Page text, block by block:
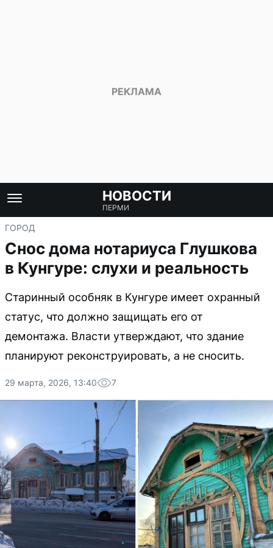
НОВОСТИ
ПЕРМИ
ГОРОД
Снос дома нотариуса Глушкова
в Кунгуре: слухи и реальность
Старинный особняк в Кунгуре имеет охранный
статус, что должно защищать его от
демонтажа. Власти утверждают, что здание
планируют реконструировать, а не сносить.
29 марта, 2026, 13:40 7